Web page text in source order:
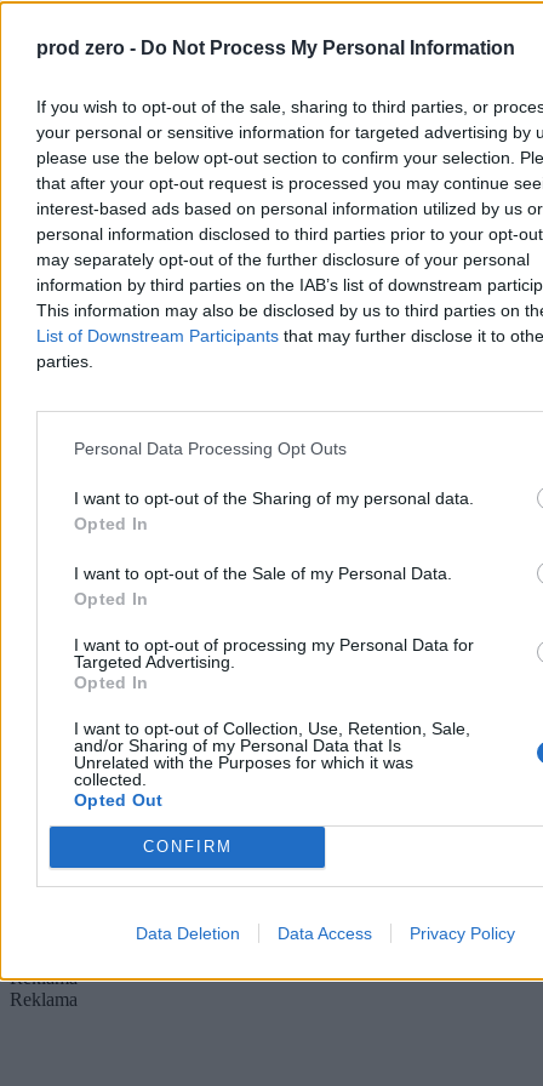
prod zero - Do Not Process My Personal Information
If you wish to opt-out of the sale, sharing to third parties, or
your personal or sensitive information for targeted advertising by
please use the below opt-out section to confirm your selection.
that after your opt-out request is processed you may continue
interest-based ads based on personal information utilized by us or
personal information disclosed to third parties prior to your opt-
may separately opt-out of the further disclosure of your personal
information by third parties on the IAB’s list of downstream
This information may also be disclosed by us to third parties on
List of Downstream Participants that may further disclose it to
parties.
Personal Data Processing Opt Outs
I want to opt-out of the Sharing of my personal data.
Opted In
I want to opt-out of the Sale of my Personal Data.
Opted In
I want to opt-out of processing my Personal Data for
Targeted Advertising.
Opted In
I want to opt-out of Collection, Use, Retention, Sale,
and/or Sharing of my Personal Data that Is
Unrelated with the Purposes for which it was
collected.
Opted Out
CONFIRM
Data Deletion Data Access Privacy Policy
Mieszkańców, ogłosił na Rynku Głównym start w
próba. Wybory odbędą się 27 września po tym, odwołano
Tomasz Pałasz
Wczoraj 20:32
4 min
Kraj
Chwila ochłody, ale potem lato nie odpuści. Mamy
nową wakacyjną prognozę
czeka nas ochłodzenie. Jak podają meteorolodzy, nie potrwa ono
długo. – Lato nie odpuszcza, choć okresy cieplejsze będą
przeplatały się z chłodniejszymi – zapowiedział w rozmowie z
Zero.pl Przemysław Makarewicz z Instytutu Meteorologii i
Reklama
Reklama